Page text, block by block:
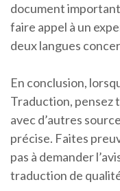
document
faire appel à un
deux langues
En conclusion,
Traduction, pensez
avec d’autres
précise. Faites
pas à demander
traduction de